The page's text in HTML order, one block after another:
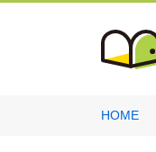
HOME